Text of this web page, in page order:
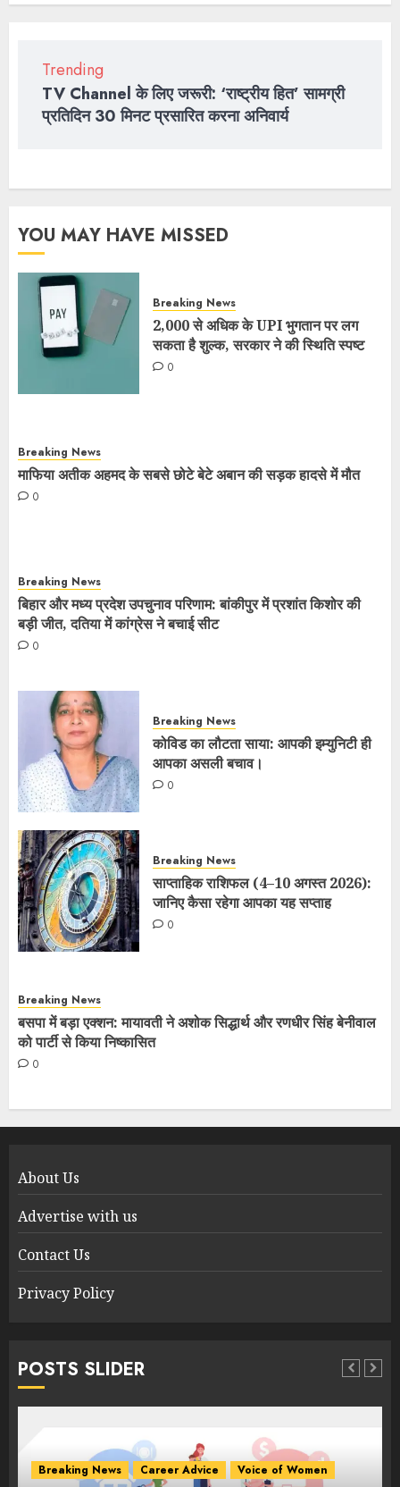
Trending
TV Channel के लिए जरूरी: ‘राष्ट्रीय हित’ सामग्री
प्रतिदिन 30 मिनट प्रसारित करना अनिवार्य
YOU MAY HAVE MISSED
Breaking News
2,000 से अधिक के UPI भुगतान पर लग
सकता है शुल्क, सरकार ने की स्थिति स्पष्ट
0
Breaking News
माफिया अतीक अहमद के सबसे छोटे बेटे अबान की सड़क हादसे में मौत
0
Breaking News
बिहार और मध्य प्रदेश उपचुनाव परिणाम: बांकीपुर में प्रशांत किशोर की
बड़ी जीत, दतिया में कांग्रेस ने बचाई सीट
0
Breaking News
कोविड का लौटता साया: आपकी इम्युनिटी ही
आपका असली बचाव।
0
Breaking News
साप्ताहिक राशिफल (4–10 अगस्त 2026):
जानिए कैसा रहेगा आपका यह सप्ताह
0
Breaking News
बसपा में बड़ा एक्शन: मायावती ने अशोक सिद्धार्थ और रणधीर सिंह बेनीवाल
को पार्टी से किया निष्कासित
0
About Us
Advertise with us
Contact Us
Privacy Policy
POSTS SLIDER
Breaking News Career Advice Voice of Women